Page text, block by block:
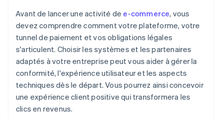
Configurer les paiements et la livraison
Tester l’expérience complète
Lancer et adapter
Prévention de la fraude et sécurité
Frais et transparence
Intégration et support aux développeurs
Expérience client
Délai de virement et flexibilité
Taxe de vente aux États-Unis
Taxe sur la valeur ajoutée (TVA) et taxe sur les
produits et services (TPS)
Avant de lancer une activité de e-commerce, vous
devez comprendre comment votre plateforme, votre
tunnel de paiement et vos obligations légales
s'articulent. Choisir les systèmes et les partenaires
adaptés à votre entreprise peut vous aider à gérer la
conformité, l'expérience utilisateur et les aspects
techniques dès le départ. Vous pourrez ainsi concevoir
une expérience client positive qui transformera les
clics en revenus.